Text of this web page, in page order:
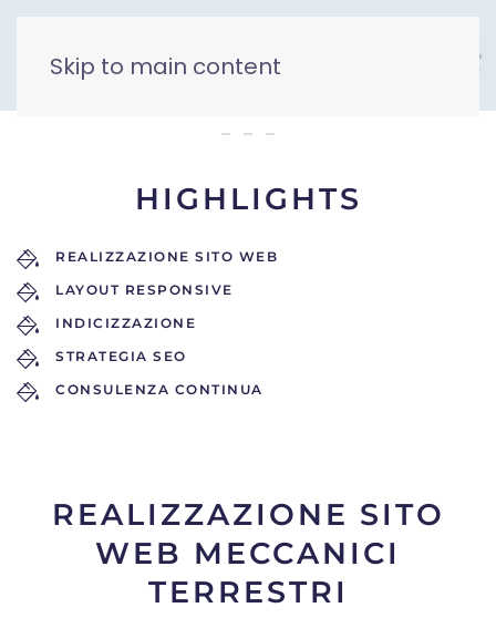
Skip to main content
HIGHLIGHTS
REALIZZAZIONE SITO WEB
LAYOUT RESPONSIVE
INDICIZZAZIONE
STRATEGIA SEO
CONSULENZA CONTINUA
REALIZZAZIONE SITO
WEB MECCANICI
TERRESTRI